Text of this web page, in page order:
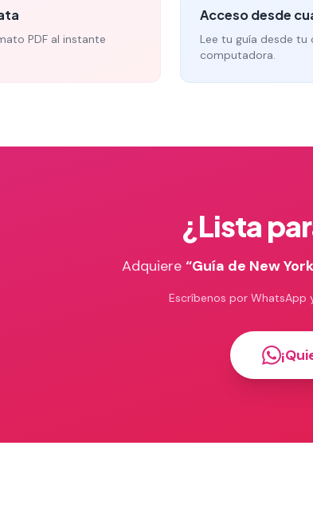
PDF al instante
Acceso desde
Lee tu guía desde tu
computadora.
¿Lista
Adquiere “Guía de New
Escríbenos por WhatsApp